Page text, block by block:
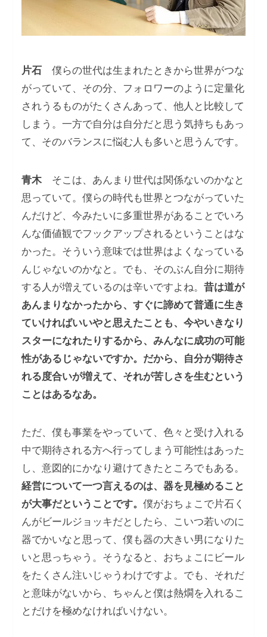
片石僕らの世代は生まれたときから世界がつな
がっていて、その分、フォロワーのように定量化
されうるものがたくさんあって、他人と比較して
しまう。一方で自分は自分だと思う気持ちもあっ
て、そのバランスに悩む人も多いと思うんです。
青木そこは、あんまり世代は関係ないのかなと
思っていて。僕らの時代も世界とつながっていた
んだけど、今みたいに多重世界があることでいろ
んな価値観でフックアップされるということはな
かった。そういう意味では世界はよくなっている
んじゃないのかなと。でも、そのぶん自分に期待
する人が増えているのは辛いですよね。 昔は道が
あんまりなかったから、すぐに諦めて普通に生き
ていければいいやと思えたことも、今やいきなり
スターになれたりするから、みんなに成功の可能
性があるじゃないですか。だから、自分が期待さ
れる度合いが増えて、それが苦しさを生むという
ことはあるなあ。
ただ、僕も事業をやっていて、色々と受け入れる
中で期待される方へ行ってしまう可能性はあった
し、意図的にかなり避けてきたところでもある。
経営について一つ言えるのは、器を見極めること
が大事だということです。 僕がおちょこで片石く
んがビールジョッキだとしたら、こいつ若いのに
器でかいなと思って、僕も器の大きい男になりた
いと思っちゃう。そうなると、おちょこにビール
をたくさん注いじゃうわけですよ。でも、それだ
と意味がないから、ちゃんと僕は熱燗を入れるこ
とだけを極めなければいけない。